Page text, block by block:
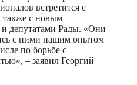
встретится с
с новым
депутатами Рады. «Они
с ними нашим опытом
по борьбе с
– заявил Георгий